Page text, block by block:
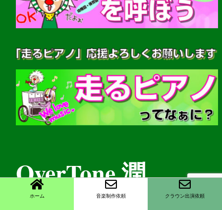
OverTone 潤
ホーム 音楽制作依頼 クラウン出演依頼